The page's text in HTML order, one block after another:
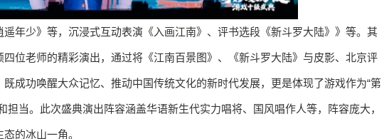
年少》等，沉浸式互动表演《入画江南》、评书选段《新斗罗大陆》》等。其
位老师的精彩演出，通过将《江南百景图》、《新斗罗大陆》与皮影、北京评
成功唤醒大众记忆、推动中国传统文化的新时代发展，更是体现了游戏作为“第
担当。此次盛典演出阵容涵盖华语新⽣代实⼒唱将、国风唱作⼈等，阵容庞大，
的冰山一角。